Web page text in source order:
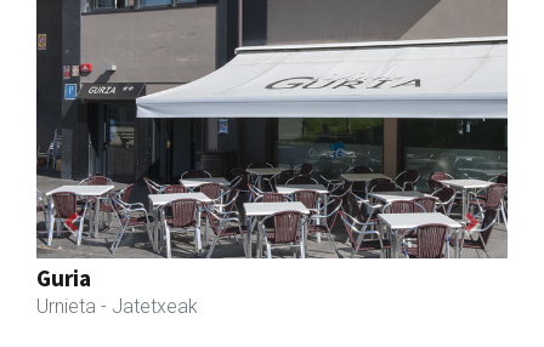
Barn trasteleku eta biltegi txikien alokairua
Urnieta - Trastelekuak
Previous Next